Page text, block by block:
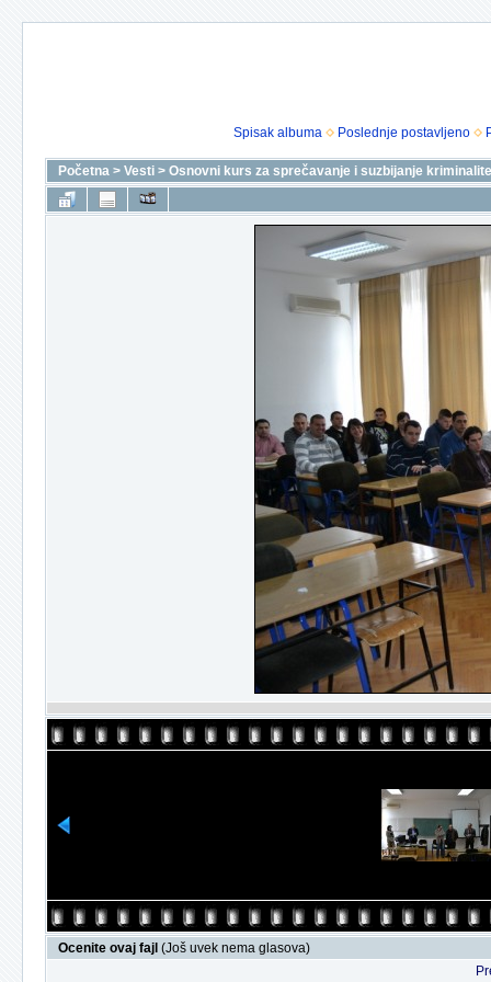
Spisak albuma Poslednje postavljeno
Početna > Vesti > Osnovni kurs za sprečavanje i suzbijanje
Ocenite ovaj fajl (Još uvek nema glasova)